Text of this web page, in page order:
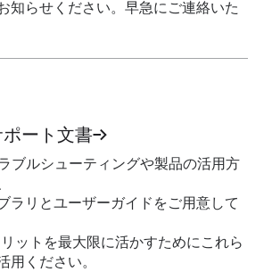
知らせください。早急にご連絡いた
ート文書
ブルシューティングや製品の活用方
ラリとユーザーガイドをご用意して
ットを最大限に活かすためにこれら
用ください。